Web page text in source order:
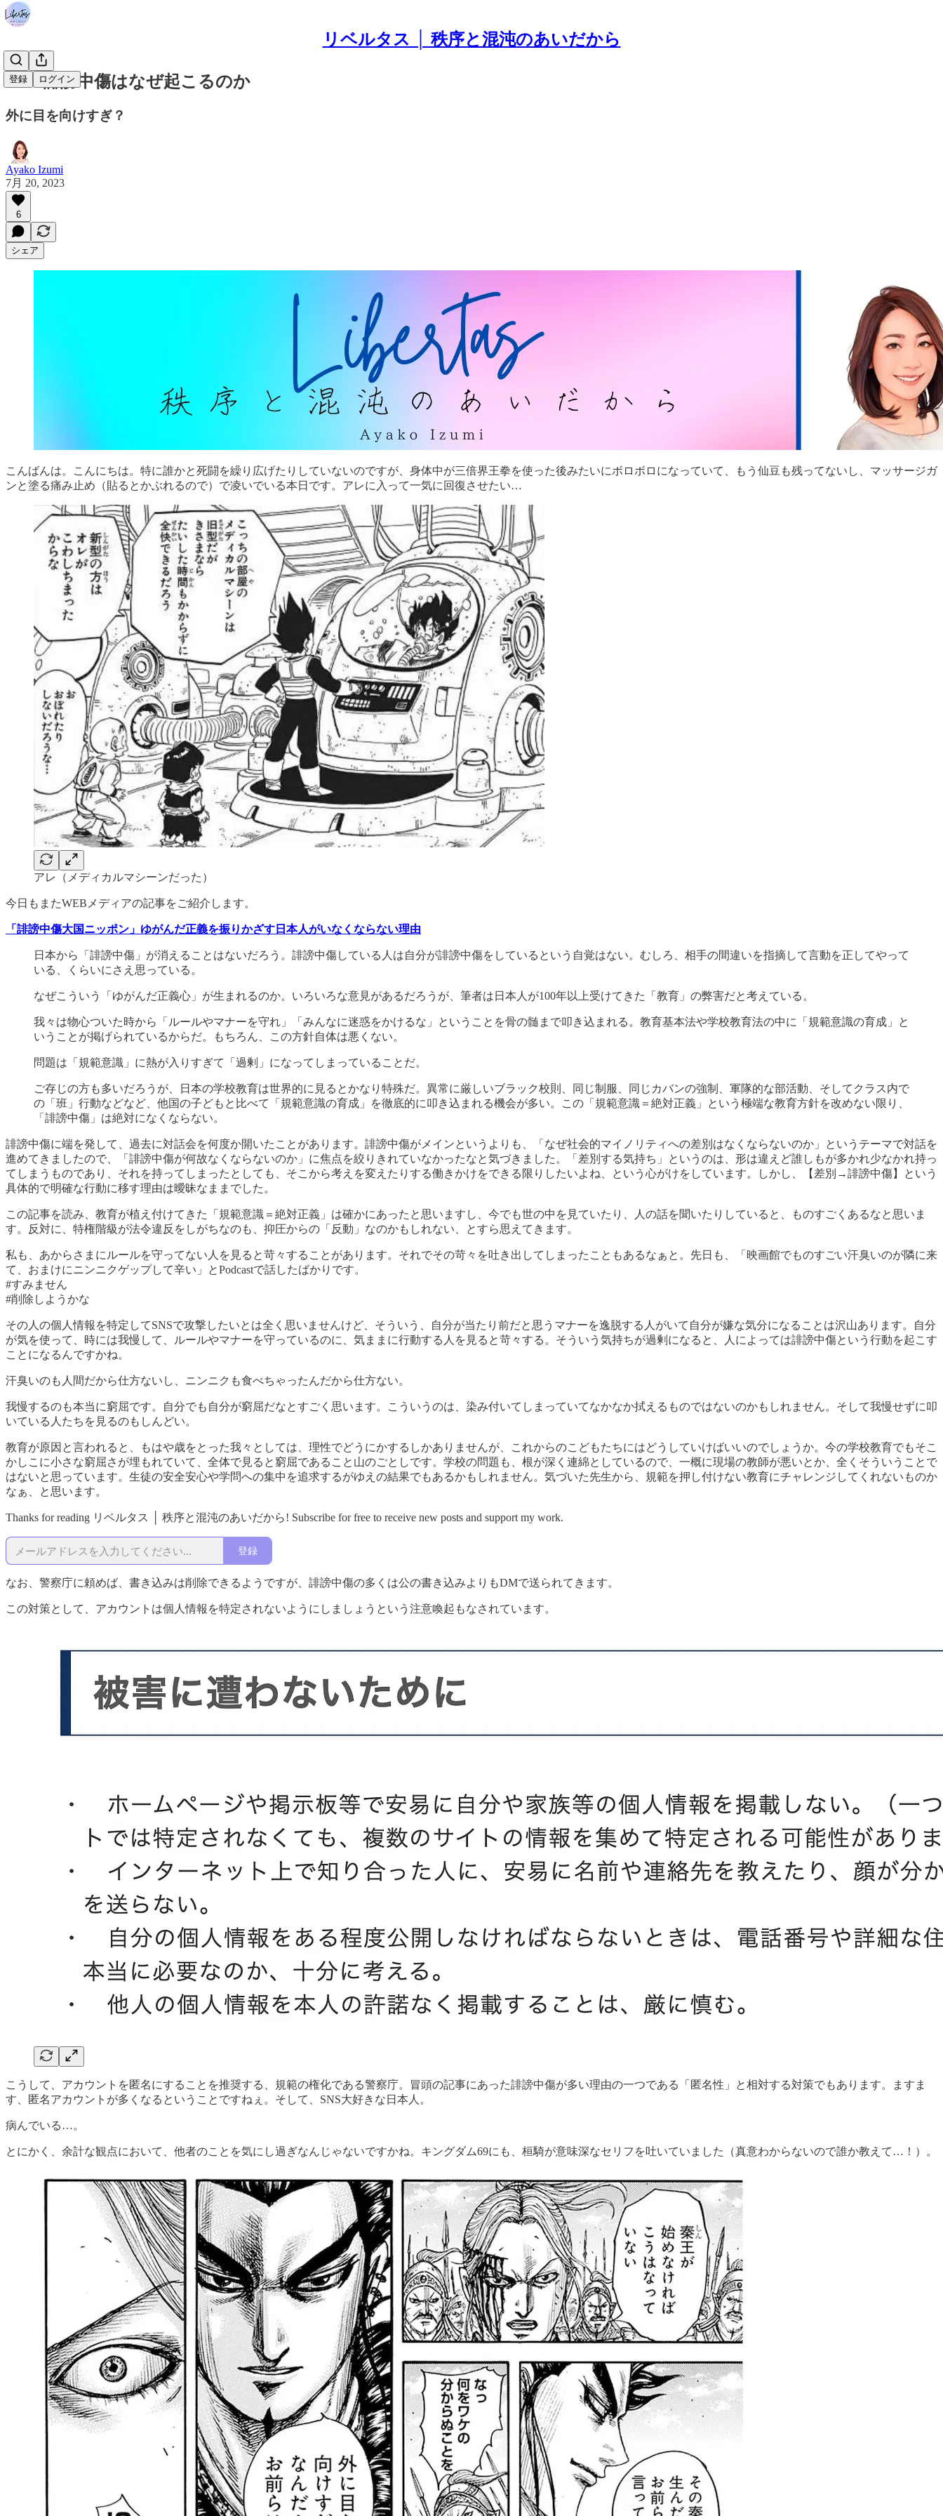
リベルタス │ 秩序と混沌のあいだから
登録 ログイン
#220 誹謗中傷はなぜ起こるのか
外に目を向けすぎ？
Ayako Izumi
7月 20, 2023
6
シェア
こんばんは。こんにちは。特に誰かと死闘を繰り広げたりしていないのですが、身体中が三倍界王拳を使った後みたいにボロボロになっていて、もう仙豆も残ってないし、マッサージガ
ンと塗る痛み止め（貼るとかぶれるので）で凌いでいる本日です。アレに入って一気に回復させたい…
アレ（メディカルマシーンだった）
今日もまたWEBメディアの記事をご紹介します。
「誹謗中傷大国ニッポン」ゆがんだ正義を振りかざす日本人がいなくならない理由
日本から「誹謗中傷」が消えることはないだろう。誹謗中傷している人は自分が誹謗中傷をしているという自覚はない。むしろ、相手の間違いを指摘して言動を正してやって
いる、くらいにさえ思っている。
なぜこういう「ゆがんだ正義心」が生まれるのか。いろいろな意見があるだろうが、筆者は日本人が100年以上受けてきた「教育」の弊害だと考えている。
我々は物心ついた時から「ルールやマナーを守れ」「みんなに迷惑をかけるな」ということを骨の髄まで叩き込まれる。教育基本法や学校教育法の中に「規範意識の育成」と
いうことが掲げられているからだ。もちろん、この方針自体は悪くない。
問題は「規範意識」に熱が入りすぎて「過剰」になってしまっていることだ。
ご存じの方も多いだろうが、日本の学校教育は世界的に見るとかなり特殊だ。異常に厳しいブラック校則、同じ制服、同じカバンの強制、軍隊的な部活動、そしてクラス内で
の「班」行動などなど、他国の子どもと比べて「規範意識の育成」を徹底的に叩き込まれる機会が多い。この「規範意識＝絶対正義」という極端な教育方針を改めない限り、
「誹謗中傷」は絶対になくならない。
誹謗中傷に端を発して、過去に対話会を何度か開いたことがあります。誹謗中傷がメインというよりも、「なぜ社会的マイノリティへの差別はなくならないのか」というテーマで対話を
進めてきましたので、「誹謗中傷が何故なくならないのか」に焦点を絞りきれていなかったなと気づきました。「差別する気持ち」というのは、形は違えど誰しもが多かれ少なかれ持っ
てしまうものであり、それを持ってしまったとしても、そこから考えを変えたりする働きかけをできる限りしたいよね、という心がけをしています。しかし、【差別→誹謗中傷】という
具体的で明確な行動に移す理由は曖昧なままでした。
この記事を読み、教育が植え付けてきた「規範意識＝絶対正義」は確かにあったと思いますし、今でも世の中を見ていたり、人の話を聞いたりしていると、ものすごくあるなと思いま
す。反対に、特権階級が法令違反をしがちなのも、抑圧からの「反動」なのかもしれない、とすら思えてきます。
私も、あからさまにルールを守ってない人を見ると苛々することがあります。それでその苛々を吐き出してしまったこともあるなぁと。先日も、「映画館でものすごい汗臭いのが隣に来
て、おまけにニンニクゲップして辛い」とPodcastで話したばかりです。
#すみません
#削除しようかな
その人の個人情報を特定してSNSで攻撃したいとは全く思いませんけど、そういう、自分が当たり前だと思うマナーを逸脱する人がいて自分が嫌な気分になることは沢山あります。自分
が気を使って、時には我慢して、ルールやマナーを守っているのに、気ままに行動する人を見ると苛々する。そういう気持ちが過剰になると、人によっては誹謗中傷という行動を起こす
ことになるんですかね。
汗臭いのも人間だから仕方ないし、ニンニクも食べちゃったんだから仕方ない。
我慢するのも本当に窮屈です。自分でも自分が窮屈だなとすごく思います。こういうのは、染み付いてしまっていてなかなか拭えるものではないのかもしれません。そして我慢せずに叩
いている人たちを見るのもしんどい。
教育が原因と言われると、もはや歳をとった我々としては、理性でどうにかするしかありませんが、これからのこどもたちにはどうしていけばいいのでしょうか。今の学校教育でもそこ
かしこに小さな窮屈さが埋もれていて、全体で見ると窮屈であること山のごとしです。学校の問題も、根が深く連綿としているので、一概に現場の教師が悪いとか、全くそういうことで
はないと思っています。生徒の安全安心や学問への集中を追求するがゆえの結果でもあるかもしれません。気づいた先生から、規範を押し付けない教育にチャレンジしてくれないものか
なぁ、と思います。
Thanks for reading リベルタス │ 秩序と混沌のあいだから! Subscribe for free to receive new posts and support my work.
登録
なお、警察庁に頼めば、書き込みは削除できるようですが、誹謗中傷の多くは公の書き込みよりもDMで送られてきます。
この対策として、アカウントは個人情報を特定されないようにしましょうという注意喚起もなされています。
こうして、アカウントを匿名にすることを推奨する、規範の権化である警察庁。冒頭の記事にあった誹謗中傷が多い理由の一つである「匿名性」と相対する対策でもあります。ますま
す、匿名アカウントが多くなるということですねぇ。そして、SNS大好きな日本人。
病んでいる…。
とにかく、余計な観点において、他者のことを気にし過ぎなんじゃないですかね。キングダム69にも、桓騎が意味深なセリフを吐いていました（真意わからないので誰か教えて…！）。